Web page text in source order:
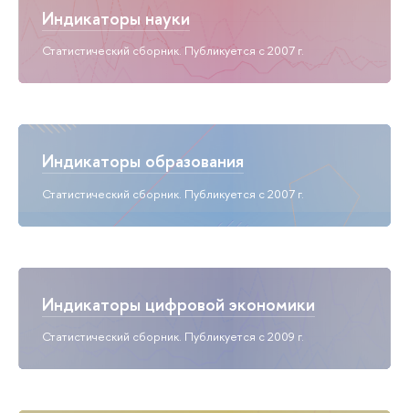
Индикаторы науки
Статистический сборник. Публикуется с 2007 г.
Индикаторы образования
Статистический сборник. Публикуется с 2007 г.
Индикаторы цифровой экономики
Статистический сборник. Публикуется с 2009 г.